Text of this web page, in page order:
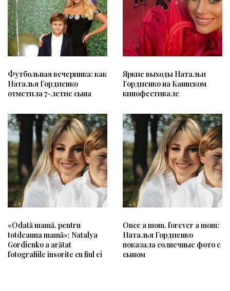
Футбольная вечеринка: как
Наталья Гордиенко
отметила 7-летие сына
Яркие выходы Натальи
Гордиенко на Каннском
кинофестивале
«Odată mamă, pentru
totdeauna mamă»: Natalya
Gordienko a arătat
fotografiile însorite cu fiul ei
Once a mom, forever a mom:
Наталья Гордиенко
показала солнечные фото с
сыном